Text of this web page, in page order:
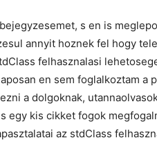
s en is
annyit hoznek fel hogy
felhasznalasi
en sem foglalkoztam a
a dolgoknak,
egy kis cikket fogok
az stdClass